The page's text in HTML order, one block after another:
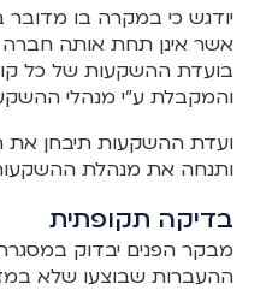
יודגש כי במקרה בו מדובר
אשר אינן תחת אותה
בועדת ההשקעות של כל
והמקבלת ע"י מנהלי
ועדת ההשקעות תיבחן את
ותנחה את מנהלת
בדיקה תקופתית
מבקר הפנים יבדוק
ההעברות שבוצעו שלא